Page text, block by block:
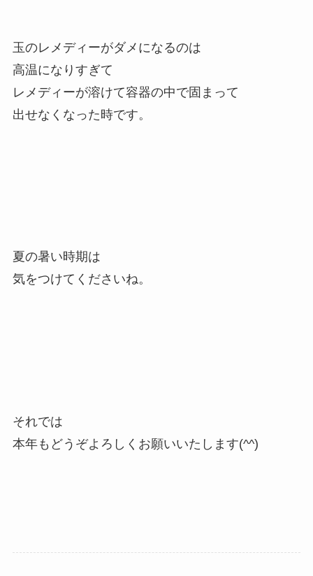
玉のレメディーがダメになるのは
高温になりすぎて
レメディーが溶けて容器の中で固まって
出せなくなった時です。
夏の暑い時期は
気をつけてくださいね。
それでは
本年もどうぞよろしくお願いいたします(^^)